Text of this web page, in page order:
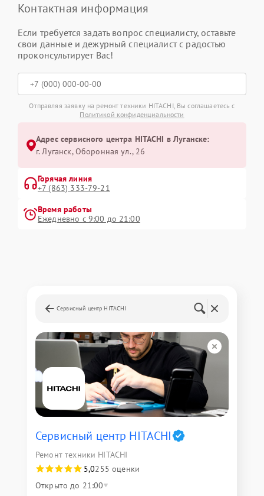
Контактная информация
Если требуется задать вопрос специалисту, оставьте
свои данные и дежурный специалист с радостью
проконсультирует Вас!
Отправляя заявку на ремонт техники HITACHI, Вы соглашаетесь с
Политикой конфиденциальности
Адрес сервисного центра HITACHI в Луганске:
г. Луганск, Оборонная ул., 26
Горячая линия
+7 (863) 333-79-21
Время работы
Ежедневно с 9:00 до 21:00
Сервисный центр HITACHI
Сервисный центр HITACHI
Ремонт техники HITACHI
5,0255 оценки
Открыто до 21:00